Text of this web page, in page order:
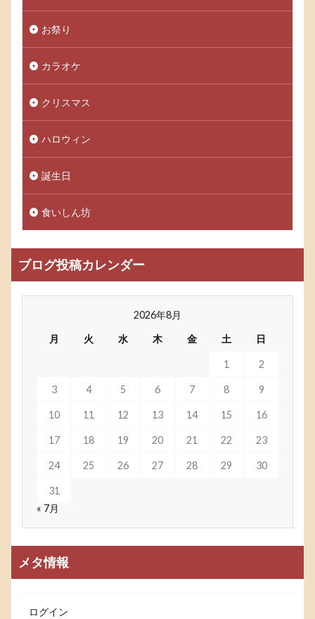
お祭り
カラオケ
クリスマス
ハロウィン
誕生日
食いしん坊
ブログ投稿カレンダー
2026年8月
月
火 水 木 金 土 日
1 2
3 4 5 6 7 8 9
10 11 12 13 14 15 16
17 18 19 20 21 22 23
24 25 26 27 28 29 30
31
« 7月
メタ情報
ログイン